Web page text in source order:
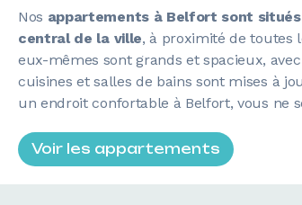
Nos appartements à Belfort sont
central de la ville, à proximité de toutes
eux-mêmes sont grands et spacieux,
cuisines et salles de bains sont mises à
un endroit confortable à Belfort, vous ne
Voir les appartements